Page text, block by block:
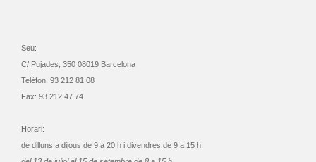
Seu:
C/ Pujades, 350 08019 Barcelona
Telèfon: 93 212 81 08
Fax: 93 212 47 74
Horari:
de dilluns a dijous de 9 a 20 h i divendres de 9 a 15 h